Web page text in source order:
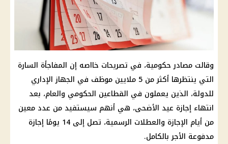
وقالت مصادر حكومية، في تصريحات خااصه إن المفاجأة السارة
التي ينتظرها أكثر من 5 ملايين موظف في الجهاز الإداري
للدولة، الذين يعملون في القطاعين الحكومي والعام، بعد
انتهاء إجازة عيد الأضحى، هي أنهم سيستفيد من عدد معين
من أيام الإجازة والعطلات الرسمية، تصل إلى 14 يومًا إجازة
مدفوعة الأجر بالكامل.